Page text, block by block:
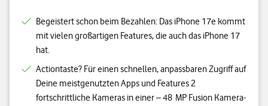
Begeistert schon beim Bezahlen: Das iPhone 17e kommt
mit vielen großartigen Features, die auch das iPhone 17
hat.
Actiontaste? Für einen schnellen, anpassbaren Zugriff auf
Deine meistgenutzten Apps und Features 2
fortschrittliche Kameras in einer – 48 MP Fusion Kamera-